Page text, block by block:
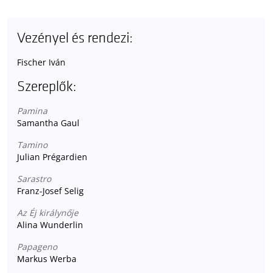
Vezényel és rendezi:
Fischer Iván
Szereplők:
Pamina
Samantha Gaul
Tamino
Julian Prégardien
Sarastro
Franz-Josef Selig
Az Éj királynője
Alina Wunderlin
Papageno
Markus Werba